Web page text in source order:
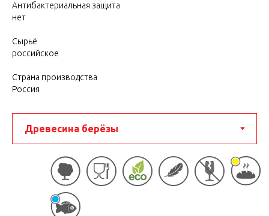
Антибактериальная защита
нет
Сырьё
российское
Страна производства
Россия